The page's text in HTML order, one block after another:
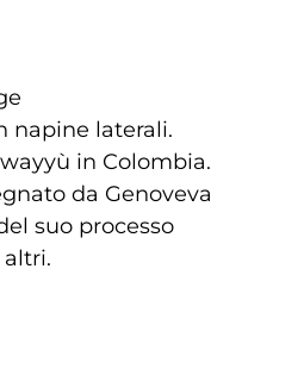
napine laterali.
in Colombia.
da Genoveva
suo processo